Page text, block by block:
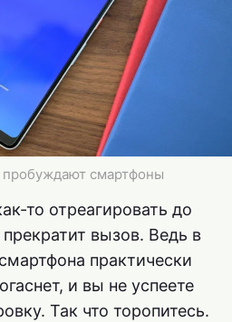
смартфоны
то отреагировать до
вызов. Ведь в
практически
и вы не успеете
Так что торопитесь.